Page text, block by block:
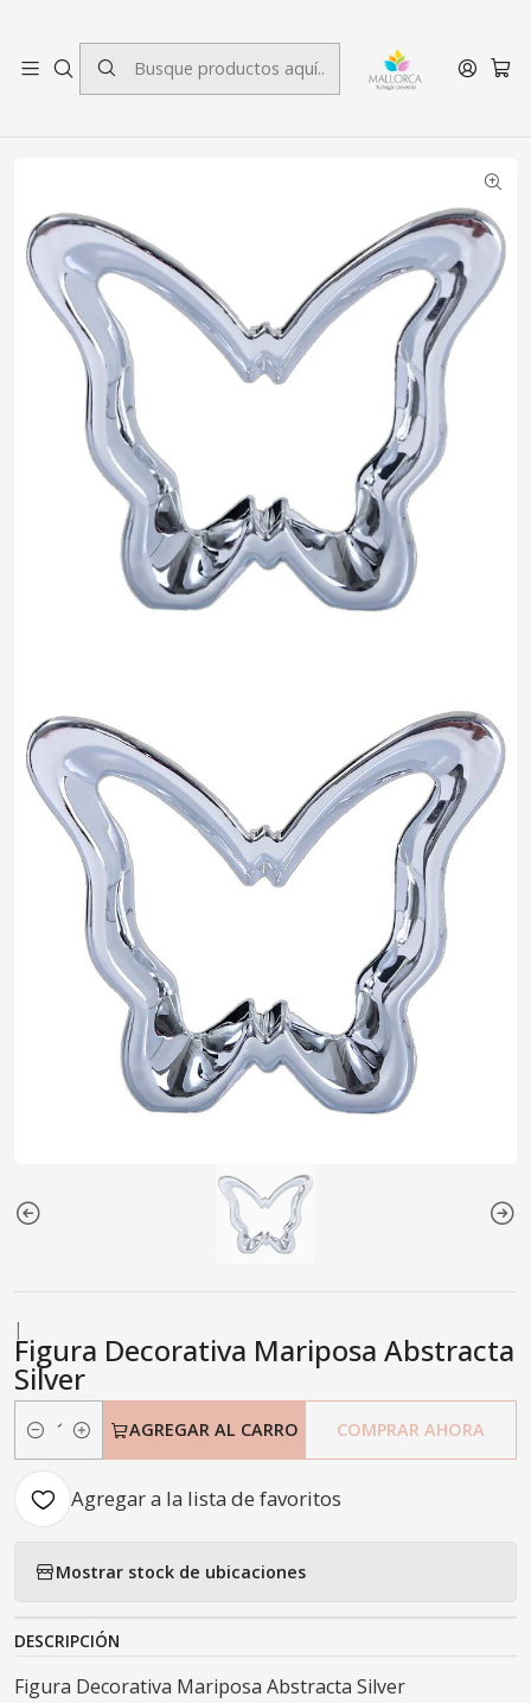
Inicio Decoración Figuras Decorativas
Figura Decorativa Mariposa Abstracta Silver
|
Figura Decorativa Mariposa Abstracta
Silver
Cantidad
AGREGAR AL CARRO COMPRAR AHORA
Agregar a la lista de favoritos
Mostrar stock de ubicaciones
DESCRIPCIÓN
Figura Decorativa Mariposa Abstracta Silver